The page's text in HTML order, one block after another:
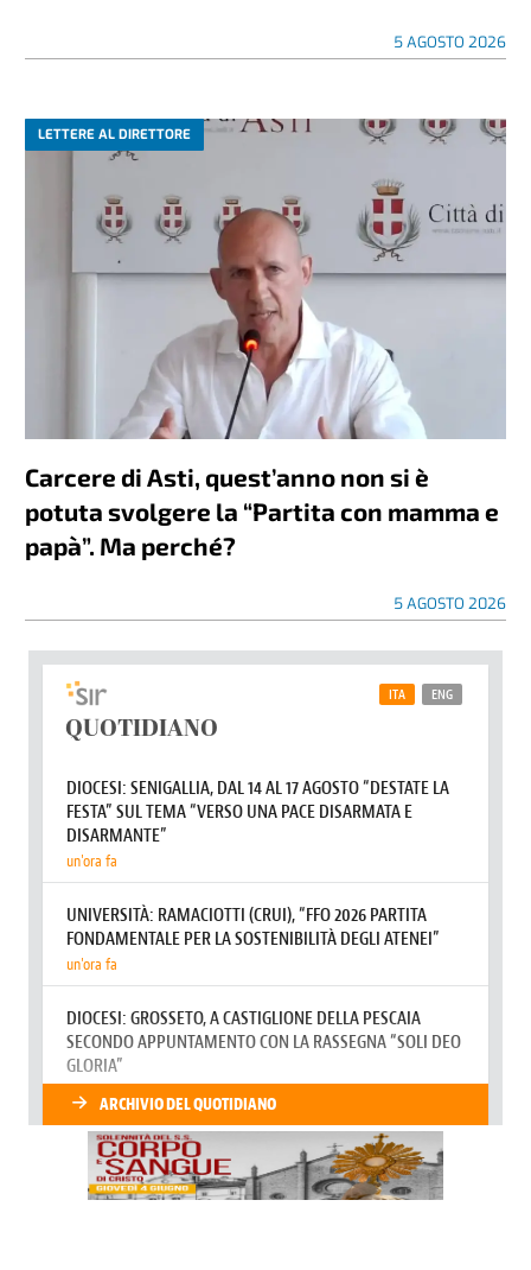
5 AGOSTO 2026
LETTERE AL DIRETTORE
Carcere di Asti, quest’anno non si è
potuta svolgere la “Partita con mamma e
papà”. Ma perché?
5 AGOSTO 2026